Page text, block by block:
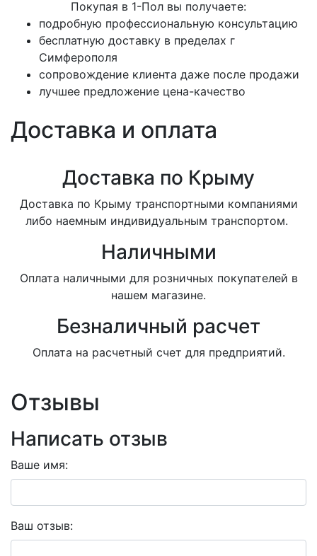
Покупая в 1-Пол вы получаете:
подробную профессиональную консультацию
бесплатную доставку в пределах г
Симферополя
сопровождение клиента даже после продажи
лучшее предложение цена-качество
Доставка и оплата
Доставка по Крыму
Доставка по Крыму транспортными компаниями
либо наемным индивидуальным транспортом.
Наличными
Оплата наличными для розничных покупателей в
нашем магазине.
Безналичный расчет
Оплата на расчетный счет для предприятий.
Отзывы
Написать отзыв
Ваше имя:
Ваш отзыв: